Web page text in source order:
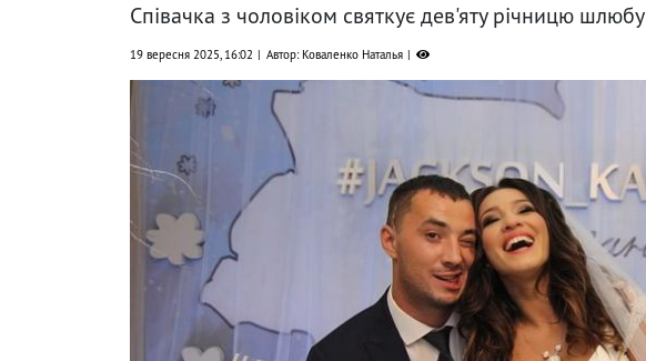
Співачка з чоловіком святкує дев'яту річницю шлюбу
19 вересня 2025, 16:02 Автор: Коваленко Наталья